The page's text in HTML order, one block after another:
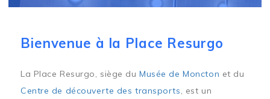
Bienvenue à la Place Resurgo
La Place Resurgo, siège duMusée de Moncton et du
Centre de découverte des transports, est un